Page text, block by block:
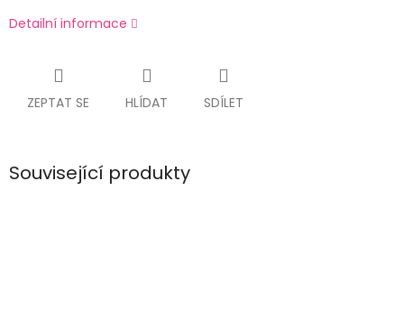
Detailní informace
ZEPTAT SE HLÍDAT SDÍLET
Související produkty